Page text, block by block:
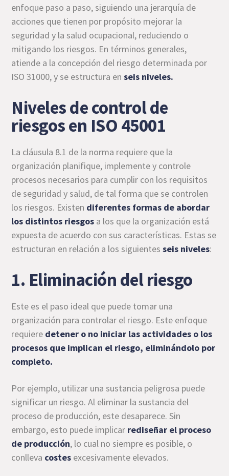
enfoque paso a paso, siguiendo una jerarquía de
acciones que tienen por propósito mejorar la
seguridad y la salud ocupacional, reduciendo o
mitigando los riesgos. En términos generales,
atiende a la concepción del riesgo determinada por
ISO 31000, y se estructura enseis niveles.
Niveles de control de
riesgos en ISO 45001
La cláusula 8.1 de la norma requiere que la
organización planifique, implemente y controle
procesos necesarios para cumplir con los requisitos
de seguridad y salud, de tal forma que se controlen
los riesgos. Existen diferentes formas de abordar
los distintos riesgos a los que la organización está
expuesta de acuerdo con sus características. Estas se
estructuran en relación a los siguientesseis niveles:
1. Eliminación del riesgo
Este es el paso ideal que puede tomar una
organización para controlar el riesgo. Este enfoque
requiere detener o no iniciar las actividades o los
procesos que implican el riesgo, eliminándolo por
completo.
Por ejemplo, utilizar una sustancia peligrosa puede
significar un riesgo. Al eliminar la sustancia del
proceso de producción, este desaparece. Sin
embargo, esto puede implicar rediseñar el proceso
de producción, lo cual no siempre es posible, o
conlleva costes excesivamente elevados.